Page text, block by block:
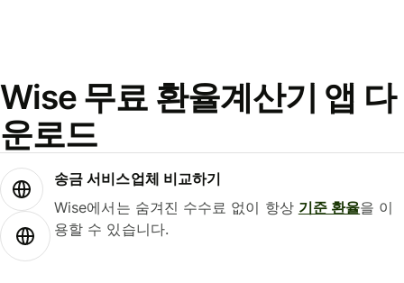
Wise 무료 환율계산기 앱 다
운로드
송금 서비스업체 비교하기
Wise에서는 숨겨진 수수료 없이 항상 기준 환율을 이
용할 수 있습니다.